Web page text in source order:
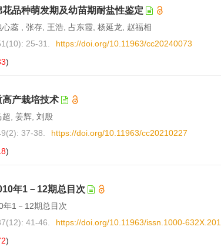
品种萌发期及幼苗期耐盐性鉴定
蕊 , 张存, 王浩, 占东霞, 杨延龙, 赵福相
25-31.
https://doi.org/10.11963/cc20240073
)
产栽培技术
超, 姜辉, 刘殷
37-38.
https://doi.org/10.11963/cc20210227
)
年1－12期总目次
年1－12期总目次
41-46.
https://doi.org/10.11963/issn.1000-
)